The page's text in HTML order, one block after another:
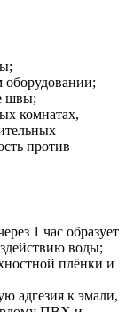
оборудовании;
швы;
комнатах,
против
1 час образует
воды;
плёнки и
адгезия к эмали,